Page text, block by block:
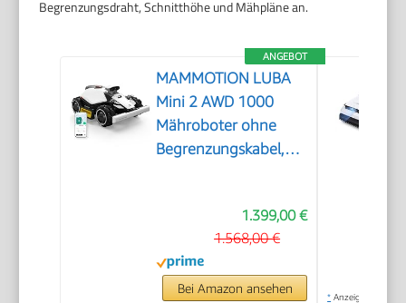
Begrenzungsdraht, Schnitthöhe und Mähpläne an.
ANGEBOT
MAMMOTION LUBA
Mini 2 AWD 1000
Mähroboter ohne
Begrenzungskabel,
1.399,00 €
1.568,00 €
Bei Amazon ansehen
* Anzeige